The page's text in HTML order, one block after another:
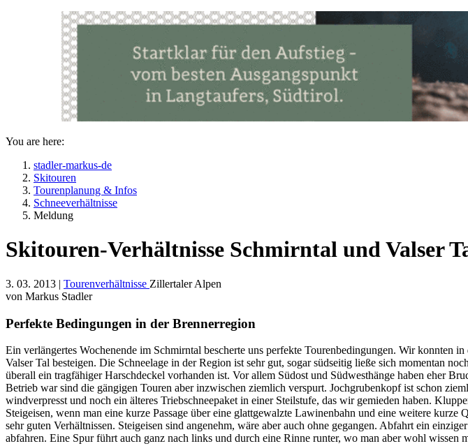
You are here:
stadler-markus-de
Skitouren
Tourenplanung & Infos
Schneeverhältnisse
Meldung
Skitouren-Verhältnisse Schmirntal und Valser
3. 03. 2013 | Tourenverhältnisse Zillertaler Alpen
von Markus Stadler
Perfekte Bedingungen in der Brennerregion
Ein verlängertes Wochenende im Schmirntal bescherte uns perfekte Tourenbedingungen. Wir
Valser Tal besteigen. Die Schneelage in der Region ist sehr gut, sogar südseitig ließe sich momentan
überall ein tragfähiger Harschdeckel vorhanden ist. Vor allem Südost und Südwesthänge haben eher
Betrieb war sind die gängigen Touren aber inzwischen ziemlich verspurt. Jochgrubenkopf ist schon
windverpresst und noch ein älteres Triebschneepaket in einer Steilstufe, das wir gemieden haben.
Steigeisen, wenn man eine kurze Passage über eine glattgewalzte Lawinenbahn und eine weitere
sehr guten Verhältnissen. Steigeisen sind angenehm, wäre aber auch ohne gegangen. Abfahrt ein
abfahren. Eine Spur führt auch ganz nach links und durch eine Rinne runter, wo man aber wohl